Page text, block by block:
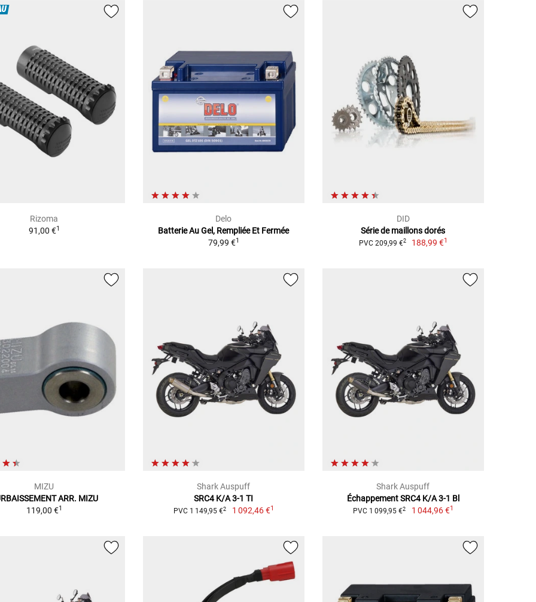
Rizoma
91,00 €1
Delo
Batterie Au Gel, Rempliée Et Fermée
79,99 €1
DID
Série de maillons dorés
PVC 209,99 €2 188,99 €1
MIZU
ARR. MIZU
119,00 €1
Shark Auspuff
SRC4 K/A 3-1 TI
PVC 1 149,95 €2 1 092,46 €1
Shark Auspuff
Échappement SRC4 K/A 3-1 Bl
PVC 1 099,95 €2 1 044,96 €1